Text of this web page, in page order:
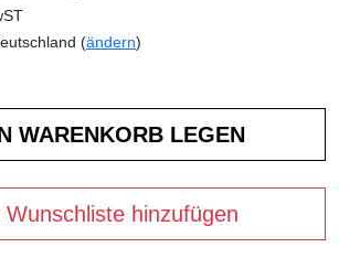
(ändern)
Wunschliste hinzufügen